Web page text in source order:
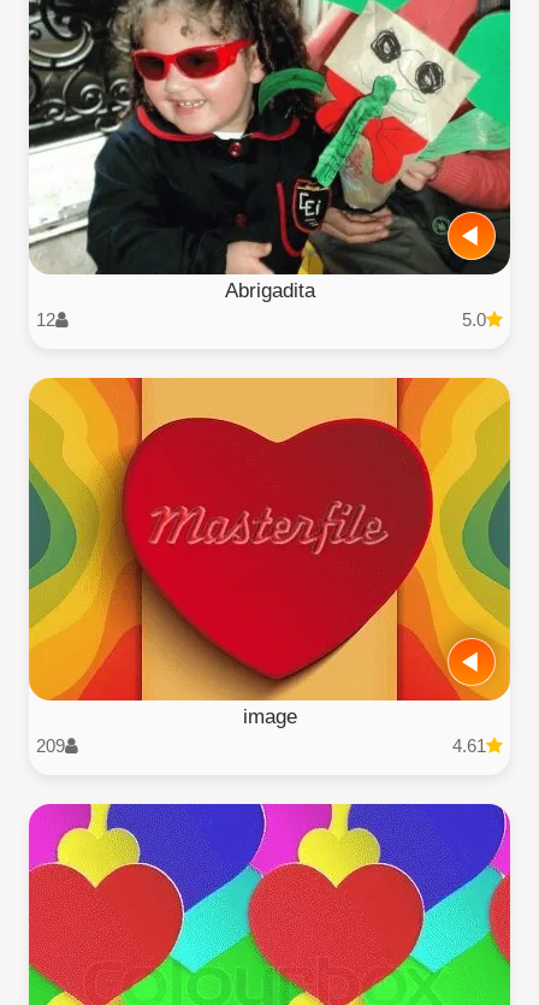
Abrigadita
5.0
12
image
4.61
209